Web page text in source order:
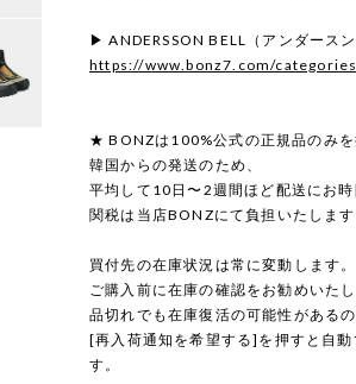
▶ ANDERSSON BELL（アンダース
https://www.bonz7.com/
★ BONZは100%公式の正規品のみ
韓国からの発送のため、
平均して10日〜2週間ほど配送にお
関税は当店BONZにて負担いたしま
買付先の在庫状況は常に変動します。
ご購入前に在庫の確認をお勧めいた
品切れでも在庫復活の可能性がある
[再入荷通知を希望する]を押すと自
す。